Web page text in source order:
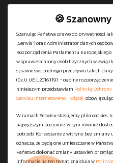
+48
Polityka
Polityka
🍪
Szanując Państwa prawo do prywatności
„Serwis”) oraz Administrator danych
Rozporządzenia Parlamentu Europejskiego i
w sprawie ochrony osób fizycznych w
sprawie swobodnego przepływu takich
(Dz.U.UE.L.2016.119.1 – ogólne
niniejszym przedstawiam Politykę Ochrony
Serwisu Internetowego – więcej,
W ramach Serwisu stosujemy pliki cookies.
najwyższym poziomie, w tym również
potrzeb. Korzystanie z witryny bez zmiany
oznacza, że będą one umieszczane w
Państwo dokonać zmiany ustawień
informacje na ten temat znajdują w